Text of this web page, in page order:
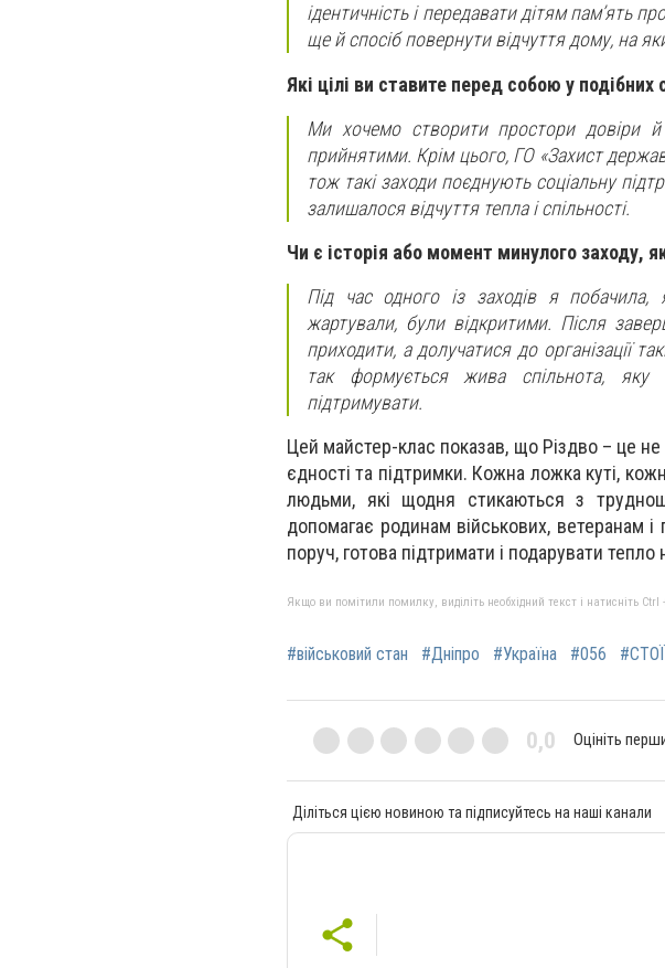
ідентичність і передавати дітям пам’ять
ще й спосіб повернути відчуття дому, на
Які цілі ви ставите перед собою у подібних
Ми хочемо створити простори довіри
прийнятими. Крім цього, ГО «Захист
тож такі заходи поєднують соціальну
залишалося відчуття тепла і спільності.
Чи є історія або момент минулого заходу,
Під час одного із заходів я
жартували, були відкритими. Після
приходити, а долучатися до організації
так формується жива спільнота,
підтримувати.
Цей майстер-клас показав, що Різдво – це
єдності та підтримки. Кожна ложка куті,
людьми, які щодня стикаються з
допомагає родинам військових, ветеранам
поруч, готова підтримати і подарувати тепло
Якщо ви помітили помилку, виділіть необхідний текст і натисніть
#військовий стан #Дніпро #Україна #056
0,0 Оцініть
Діліться цією новиною та підписуйтесь на наші канали